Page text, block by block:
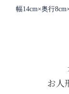
幅14cm×奥行
お人